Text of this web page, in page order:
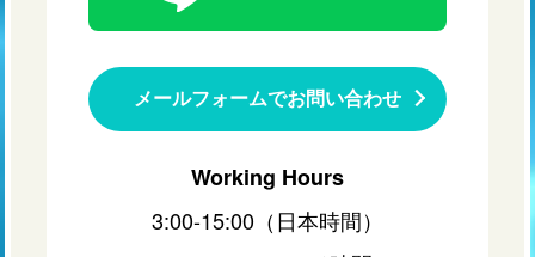
メールフォームでお問い合わせ
Working Hours
3:00-15:00（日本時間）